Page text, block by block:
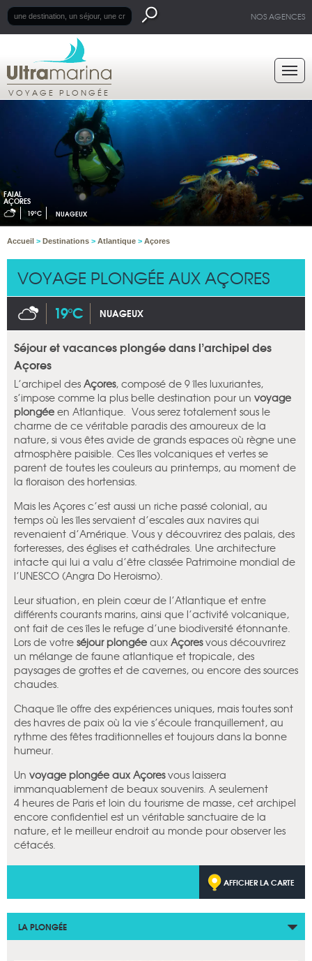
NOS AGENCES
VOYAGE PLONGÉE
FAIAL
AÇORES
19°C NUAGEUX
Accueil > Destinations > Atlantique > Açores
VOYAGE PLONGÉE AUX AÇORES
19°C NUAGEUX
Séjour et vacances plongée dans l’archipel des
Açores
L’archipel des Açores, composé de 9 îles luxuriantes,
s’impose comme la plus belle destination pour un voyage
plongée en Atlantique. Vous serez totalement sous le
charme de ce véritable paradis des amoureux de la
nature, si vous êtes avide de grands espaces où règne une
atmosphère paisible. Ces îles volcaniques et vertes se
parent de toutes les couleurs au printemps, au moment de
la floraison des hortensias.
Mais les Açores c’est aussi un riche passé colonial, au
temps où les îles servaient d’escales aux navires qui
revenaient d’Amérique. Vous y découvrirez des palais, des
forteresses, des églises et cathédrales. Une architecture
intacte qui lui a valu d’être classée Patrimoine mondial de
l’UNESCO (Angra Do Heroismo).
Leur situation, en plein cœur de l’Atlantique et entre
différents courants marins, ainsi que l’activité volcanique,
ont fait de ces îles le refuge d’une biodiversité étonnante.
Lors de votre séjour plongée aux Açoresvous découvrirez
un mélange de faune atlantique et tropicale, des
paysages de grottes et de cavernes, ou encore des sources
chaudes.
Chaque île offre des expériences uniques, mais toutes sont
des havres de paix où la vie s’écoule tranquillement, au
rythme des fêtes traditionnelles et toujours dans la bonne
humeur.
Un voyage plongée aux Açoresvous laissera
immanquablement de beaux souvenirs. A seulement
4 heures de Paris et loin du tourisme de masse, cet archipel
encore confidentiel est un véritable sanctuaire de la
nature, et le meilleur endroit au monde pour observer les
cétacés.
AFFICHER LA CARTE
LA PLONGÉE